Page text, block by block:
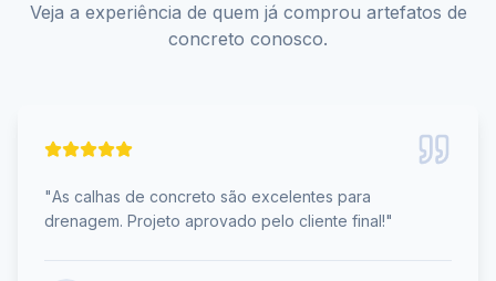
Veja a experiência de quem já comprou artefatos de
concreto conosco.
"As calhas de concreto são excelentes para
drenagem. Projeto aprovado pelo cliente final!"